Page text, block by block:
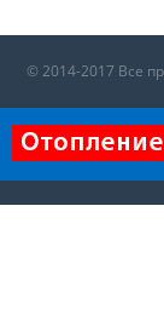
© 2014-2017 Все